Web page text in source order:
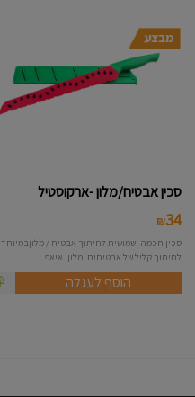
סכין אבטיח/מלון -ארקוסטיל
34
₪
סכין חכמה ושמושית לחיתוך אבטיח / מלוןבמיוחד
לחיתוך קליל של אבטיחים ומלון. איאפ...
הוסף לעגלה